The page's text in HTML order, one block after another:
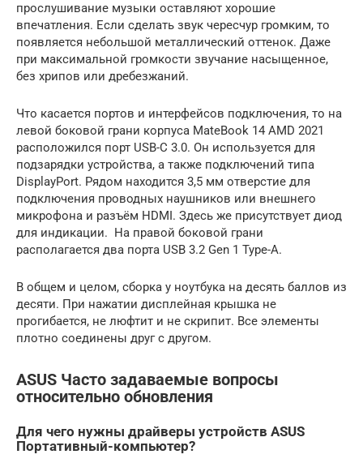
прослушивание музыки оставляют хорошие
впечатления. Если сделать звук чересчур громким, то
появляется небольшой металлический оттенок. Даже
при максимальной громкости звучание насыщенное,
без хрипов или дребезжаний.
Что касается портов и интерфейсов подключения, то на
левой боковой грани корпуса MateBook 14 AMD 2021
расположился порт USB-C 3.0. Он используется для
подзарядки устройства, а также подключений типа
DisplayPort. Рядом находится 3,5 мм отверстие для
подключения проводных наушников или внешнего
микрофона и разъём HDMI. Здесь же присутствует диод
для индикации. На правой боковой грани
располагается два порта USB 3.2 Gen 1 Type-A.
В общем и целом, сборка у ноутбука на десять баллов из
десяти. При нажатии дисплейная крышка не
прогибается, не люфтит и не скрипит. Все элементы
плотно соединены друг с другом.
ASUS Часто задаваемые вопросы
относительно обновления
Для чего нужны драйверы устройств ASUS
Портативный-компьютер?